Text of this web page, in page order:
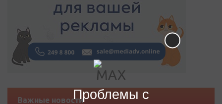
Важные новостиПроблемы с